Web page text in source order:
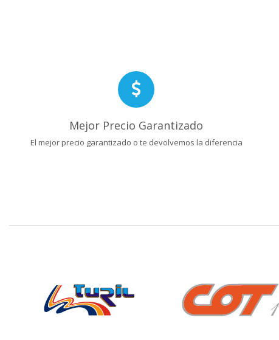
Mejor Precio Garantizado
El mejor precio garantizado o te devolvemos la diferencia